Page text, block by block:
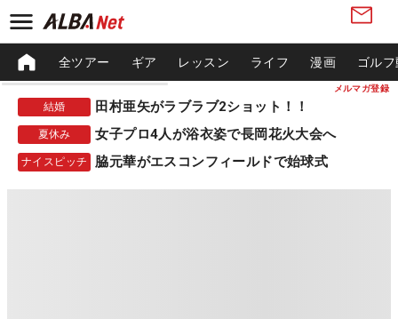
メルマガ登録
全ツアー ギア レッスン ライフ 漫画 ゴル
結婚 田村亜矢がラブラブ2ショット！！
夏休み 女子プロ4人が浴衣姿で長岡花火大会へ
ナイスピッチ 脇元華がエスコンフィールドで始球式